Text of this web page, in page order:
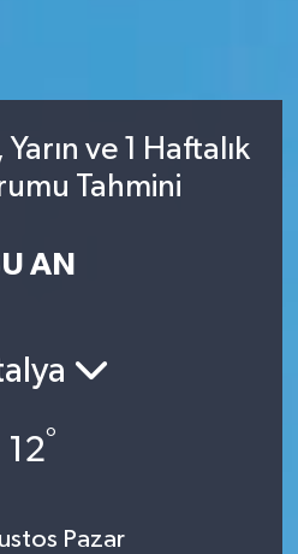
ve 1 Haftalık
Tahmini
AN
12°
Pazar